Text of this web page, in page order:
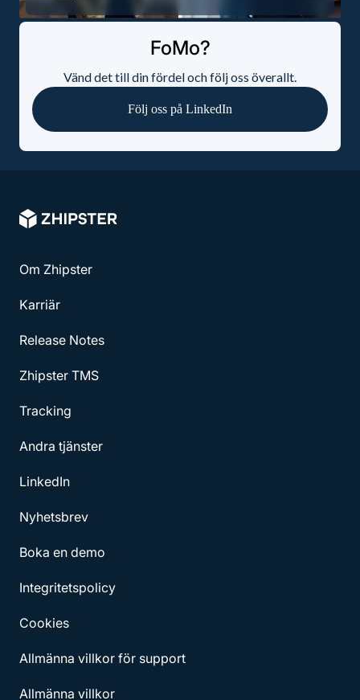
FoMo?
Vänd det till din fördel och följ oss överallt.
Följ oss på LinkedIn
Om Zhipster
Karriär
Release Notes
Zhipster TMS
Tracking
Andra tjänster
LinkedIn
Nyhetsbrev
Boka en demo
Integritetspolicy
Cookies
Allmänna villkor för support
Allmänna villkor